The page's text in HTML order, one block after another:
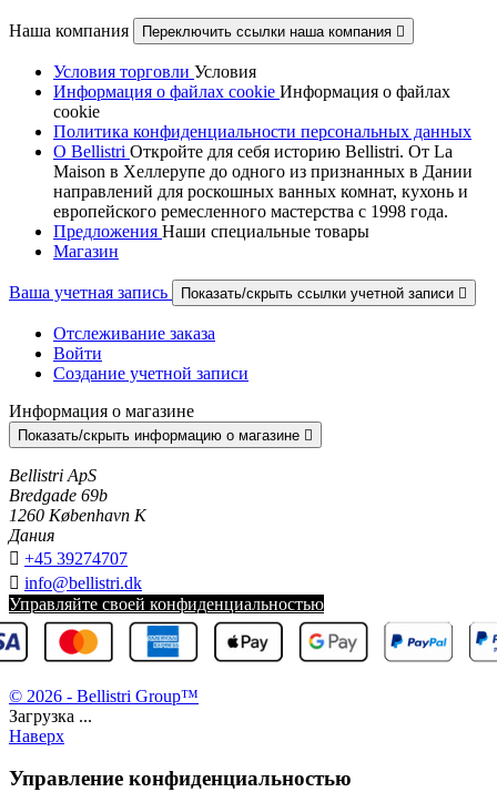
Наша компания Переключить ссылки наша компания 
Условия торговли Условия
Информация о файлах cookie Информация о файлах
cookie
Политика конфиденциальности персональных данных
О Bellistri Откройте для себя историю Bellistri. От La
Maison в Хеллерупе до одного из признанных в Дании
направлений для роскошных ванных комнат, кухонь и
европейского ремесленного мастерства с 1998 года.
Предложения Наши специальные товары
Магазин
Ваша учетная запись Показать/скрыть ссылки учетной записи 
Отслеживание заказа
Войти
Создание учетной записи
Информация о магазине
Показать/скрыть информацию о магазине 
Bellistri ApS
Bredgade 69b
1260 København K
Дания
 +45 39274707
 info@bellistri.dk
Управляйте своей конфиденциальностью
© 2026 - Bellistri Group™
Загрузка ...
Наверх
Управление конфиденциальностью